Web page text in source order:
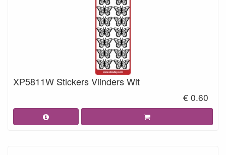
XP5811W Stickers Vlinders Wit
€ 0.60